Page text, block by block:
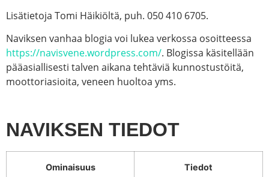
Lisätietoja Tomi Häikiöltä, puh. 050 410 6705.
Naviksen vanhaa blogia voi lukea verkossa osoitteessa
https://navisvene.wordpress.com/. Blogissa käsitellään
pääasiallisesti talven aikana tehtäviä kunnostustöitä,
moottoriasioita, veneen huoltoa yms.
NAVIKSEN TIEDOT
Ominaisuus Tiedot